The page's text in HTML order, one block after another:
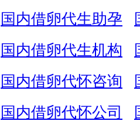
国内借卵代生助孕
国内借卵代生机构
国内借卵代怀咨询
国内借卵代怀公司